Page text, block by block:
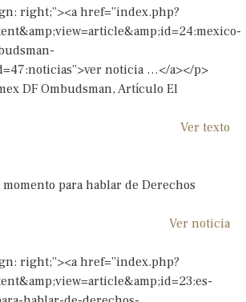
right;”><a href=”index.php?
noticia …</a></p>
DF Ombudsman, Artículo El
Ver texto
para hablar de Derechos
Ver noticia
right;”><a href=”index.php?